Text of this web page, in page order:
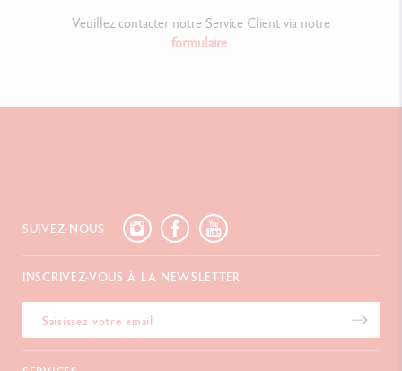
Veuillez contacter notre Service Client via notre
formulaire.
SUIVEZ-NOUS
INSCRIVEZ-VOUS À LA NEWSLETTER